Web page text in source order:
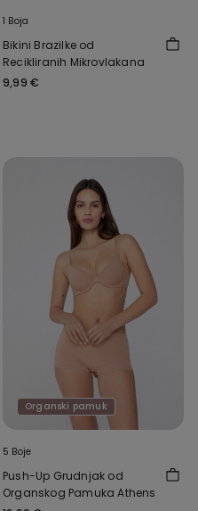
1 Boja
Bikini Brazilke od
Recikliranih Mikrovlakana
9,99 €
Organski pamuk
5 Boje
Push-Up Grudnjak od
Organskog Pamuka Athens